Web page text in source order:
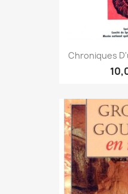
Chroniques